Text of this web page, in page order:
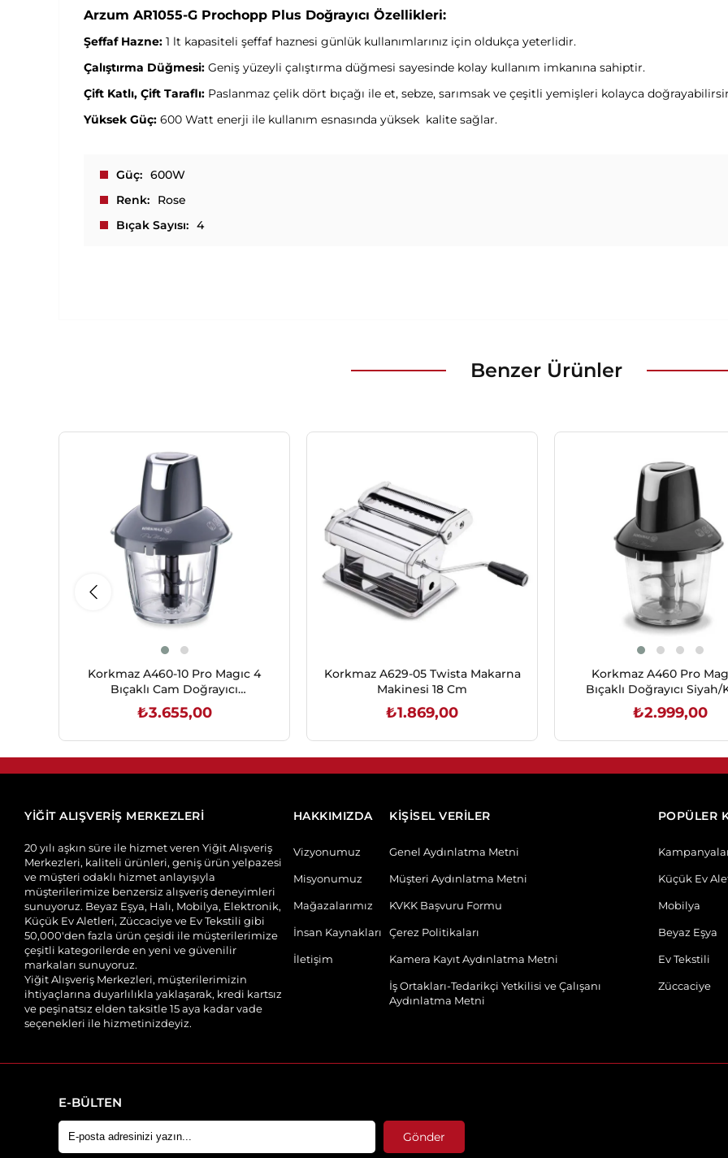
Arzum AR1055-G Prochopp Plus Doğrayıcı Özellikleri:
Şeffaf Hazne: 1 lt kapasiteli şeffaf haznesi günlük kullanımlarınız için oldukça yeterlidir.
Çalıştırma Düğmesi: Geniş yüzeyli çalıştırma düğmesi sayesinde kolay kullanım imkanına sahiptir.
Çift Katlı, Çift Taraflı: Paslanmaz çelik dört bıçağı ile et, sebze, sarımsak ve çeşitli yemişleri kolayca
Yüksek Güç: 600 Watt enerji ile kullanım esnasında yüksek kalite sağlar.
Güç
600W
Renk
Rose
Bıçak Sayısı
4
Benzer Ürünler
Korkmaz A460-10 Pro Magıc 4
Bıçaklı Cam Doğrayıcı
Cosmica/Krom
₺3.655,00
Korkmaz A629-05 Twista Makarna
Makinesi 18 Cm
₺1.869,00
Korkmaz A460 Pro
Bıçaklı Doğrayıcı
₺2.999,00
YİĞİT ALIŞVERİŞ MERKEZLERİ
20 yılı aşkın süre ile hizmet veren Yiğit Alışveriş
Merkezleri, kaliteli ürünleri, geniş ürün yelpazesi
ve müşteri odaklı hizmet anlayışıyla
müşterilerimize benzersiz alışveriş deneyimleri
sunuyoruz. Beyaz Eşya, Halı, Mobilya, Elektronik,
Küçük Ev Aletleri, Züccaciye ve Ev Tekstili gibi
50,000'den fazla ürün çeşidi ile müşterilerimize
çeşitli kategorilerde en yeni ve güvenilir
markaları sunuyoruz.
Yiğit Alışveriş Merkezleri, müşterilerimizin
ihtiyaçlarına duyarlılıkla yaklaşarak, kredi kartsız
ve peşinatsız elden taksitle 15 aya kadar vade
seçenekleri ile hizmetinizdeyiz.
HAKKIMIZDA
Vizyonumuz
Misyonumuz
Mağazalarımız
İnsan Kaynakları
İletişim
KİŞİSEL VERİLER
Genel Aydınlatma Metni
Müşteri Aydınlatma Metni
KVKK Başvuru Formu
Çerez Politikaları
Kamera Kayıt Aydınlatma Metni
İş Ortakları-Tedarikçi Yetkilisi ve Çalışanı
Aydınlatma Metni
POPÜLER
Küçük Ev
Mobilya
Beyaz Eşya
Ev Tekstili
Züccaciye
E-BÜLTEN
Gönder